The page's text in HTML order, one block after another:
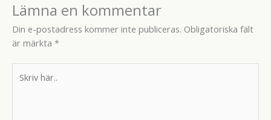
Lämna en kommentar
Din e-postadress kommer inte publiceras. Obligatoriska fält
är märkta *
här..